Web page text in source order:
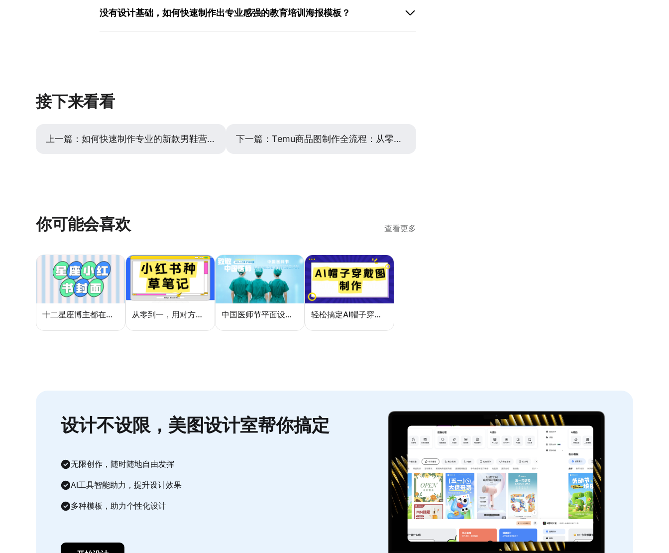
值，减少用户自行搭配的时间。
粗区分层级——标题用24pt以上加粗字体，正文用14-16pt常规字体，重点信息（如“限时免
没有设计基础，如何快速制作出专业感强的教育培训海报模板？
接下来看看
上一篇： 如何快速制作专业的新款男鞋营销模板？ 下一篇： Temu商品图制作全流程：从零到一的实用指南
你可能会喜欢 查看更多
十二星座博主都在用的封面密码，星座小红书封面标题这样写才吸睛 从零到一，用对方法让小红书种草笔记的流量自己找上门 中国医师节平面设计：一张海报如何讲好白衣故事 轻松搞定AI帽子穿戴图，美图设计室电商主图教程
设计不设限，美图设计室帮你搞定
无限创作，随时随地自由发挥
AI工具智能助力，提升设计效果
多种模板，助力个性化设计